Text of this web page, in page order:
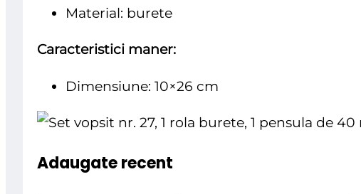
Material: burete
Caracteristici maner:
Dimensiune: 10×26 cm
Adaugate recent